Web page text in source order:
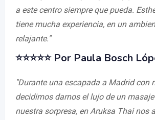
a este centro siempre que pueda.
tiene mucha experiencia, en un
relajante."
⭐⭐⭐⭐⭐ Por Paula Bosch
"Durante una escapada a Madrid con
decidimos darnos el lujo de un
nuestra sorpresa, en Aruksa Thai nos